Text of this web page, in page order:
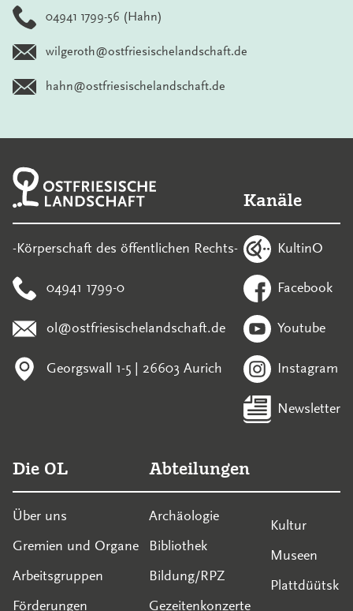
04941 1799-56 (Hahn)
wilgeroth@ostfriesischelandschaft.de
hahn@ostfriesischelandschaft.de
-Körperschaft des öffentlichen Rechts-
04941 1799-0
ol@ostfriesischelandschaft.de
Georgswall 1-5 | 26603 Aurich
Kanäle
KultinO
Facebook
Youtube
Instagram
Newsletter
Die OL
Über uns
Gremien und Organe
Arbeitsgruppen
Förderungen
Abteilungen
Archäologie
Bibliothek
Bildung/RPZ
Gezeitenkonzerte
Kultur
Museen
Plattdüütsk